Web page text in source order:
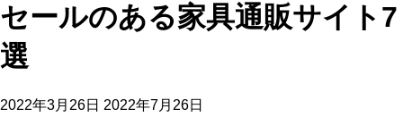
セールのある家具通販サイト7
選
2022年3月26日 2022年7月26日